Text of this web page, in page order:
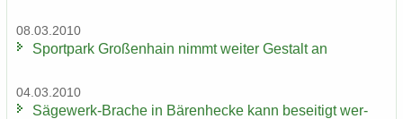
08.03.2010
Sport­park Gro­ßen­hain nimmt wei­ter Ge­stalt an
04.03.2010
Sägewerk-​Brache in Bä­ren­he­cke kann be­sei­tigt wer­